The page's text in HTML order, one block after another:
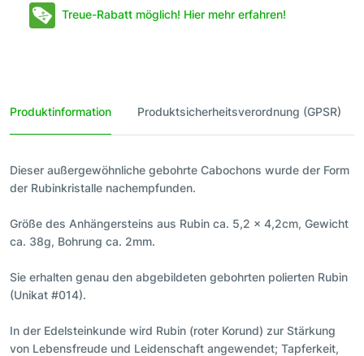
Treue-Rabatt möglich! Hier mehr erfahren!
Produktinformation Produktsicherheitsverordnung (GPSR)
Dieser außergewöhnliche gebohrte Cabochons wurde der Form
der Rubinkristalle nachempfunden.
Größe des Anhängersteins aus Rubin ca. 5,2 x 4,2cm, Gewicht
ca. 38g, Bohrung ca. 2mm.
Sie erhalten genau den abgebildeten gebohrten polierten Rubin
(Unikat #014).
In der Edelsteinkunde wird Rubin (roter Korund) zur Stärkung
von Lebensfreude und Leidenschaft angewendet; Tapferkeit,